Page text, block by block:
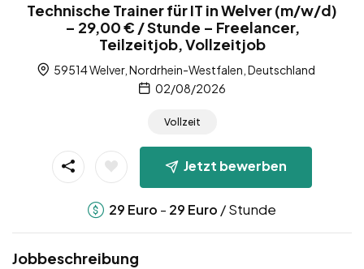
Technische Trainer für IT in Welver (m/w/d)
– 29,00 € / Stunde – Freelancer,
Teilzeitjob, Vollzeitjob
59514 Welver, Nordrhein-Westfalen, Deutschland
02/08/2026
Vollzeit
Jetzt bewerben
29 Euro - 29 Euro / Stunde
Jobbeschreibung